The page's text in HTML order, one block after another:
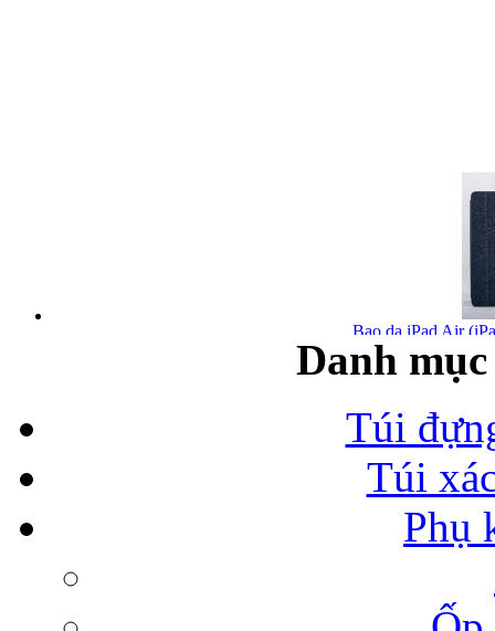
Bao da iPad Air
Bao da iPad Air
Danh
Túi
Túi
Phụ